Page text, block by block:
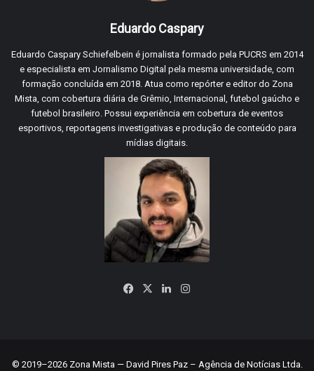
Eduardo Caspary
Eduardo Caspary Schiefelbein é jornalista formado pela PUCRS em 2014
e especialista em Jornalismo Digital pela mesma universidade, com
formação concluída em 2018. Atua como repórter e editor do Zona
Mista, com cobertura diária de Grêmio, Internacional, futebol gaúcho e
futebol brasileiro. Possui experiência em cobertura de eventos
esportivos, reportagens investigativas e produção de conteúdo para
mídias digitais.
Facebook
X LinkedinInstagram
© 2019–2026 Zona Mista — David Pires Paz – Agência de Notícias Ltda.